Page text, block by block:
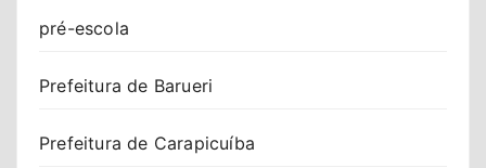
pré-escola
Prefeitura de Barueri
Prefeitura de Carapicuíba